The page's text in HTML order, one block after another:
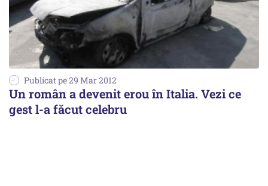
Publicat pe 29 Mar 2012
Un român a devenit erou în Italia. Vezi ce
gest l-a făcut celebru